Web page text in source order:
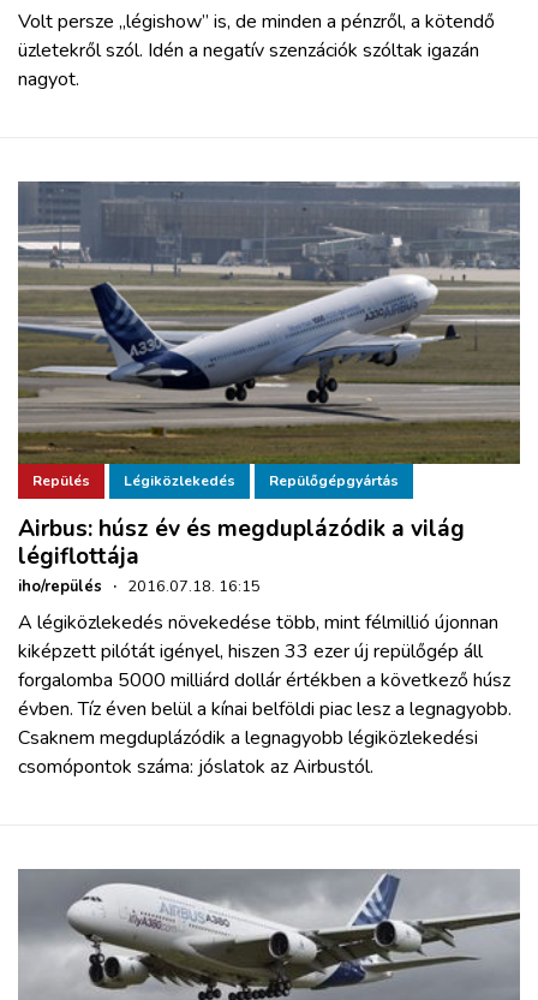
Volt persze „légishow” is, de minden a pénzről, a kötendő
üzletekről szól. Idén a negatív szenzációk szóltak igazán
nagyot.
Repülés Légiközlekedés Repülőgépgyártás
Airbus: húsz év és megduplázódik a világ
légiflottája
iho/repülés · 2016.07.18. 16:15
A légiközlekedés növekedése több, mint félmillió újonnan
kiképzett pilótát igényel, hiszen 33 ezer új repülőgép áll
forgalomba 5000 milliárd dollár értékben a következő húsz
évben. Tíz éven belül a kínai belföldi piac lesz a legnagyobb.
Csaknem megduplázódik a legnagyobb légiközlekedési
csomópontok száma: jóslatok az Airbustól.